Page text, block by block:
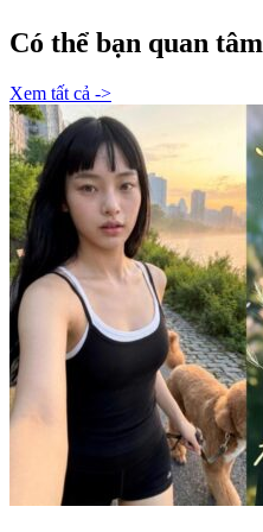
Có thể bạn quan tâm
Xem tất cả ->